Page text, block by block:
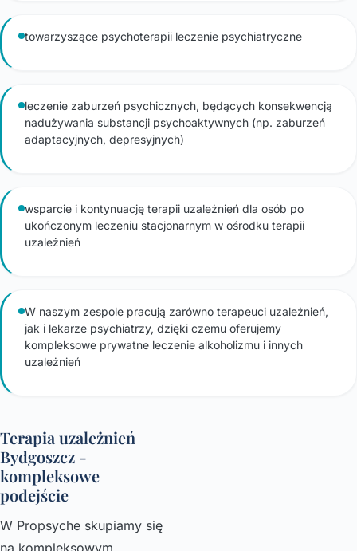
towarzyszące psychoterapii leczenie psychiatryczne
leczenie zaburzeń psychicznych, będących konsekwencją
nadużywania substancji psychoaktywnych (np. zaburzeń
adaptacyjnych, depresyjnych)
wsparcie i kontynuację terapii uzależnień dla osób po
ukończonym leczeniu stacjonarnym w ośrodku terapii
uzależnień
W naszym zespole pracują zarówno terapeuci uzależnień,
jak i lekarze psychiatrzy, dzięki czemu oferujemy
kompleksowe prywatne leczenie alkoholizmu i innych
uzależnień
Terapia uzależnień
Bydgoszcz -
kompleksowe
podejście
W Propsyche skupiamy się
na kompleksowym